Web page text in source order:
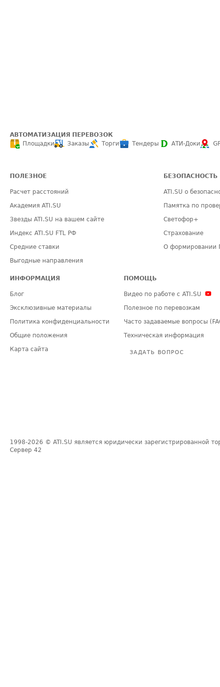
АВТОМАТИЗАЦИЯ ПЕРЕВОЗОК
Площадки
Заказы Торги Тендеры АТИ-Доки
ПОЛЕЗНОЕ
Расчет расстояний
Академия ATI.SU
Звезды ATI.SU на вашем сайте
Индекс ATI.SU FTL РФ
Средние ставки
Выгодные направления
БЕЗОПАСНОСТЬ
ATI.SU о
Памятка по
Светофор+
Страхование
О формировании
ИНФОРМАЦИЯ
Блог
Эксклюзивные материалы
Политика конфиденциальности
Общие положения
Карта сайта
ПОМОЩЬ
Видео по работе с ATI.SU
Полезное по перевозкам
Часто задаваемые вопросы
Техническая информация
ЗАДАТЬ ВОПРОС
1998-2026 © ATI.SU является юридически зарегистрированной
Сервер 42